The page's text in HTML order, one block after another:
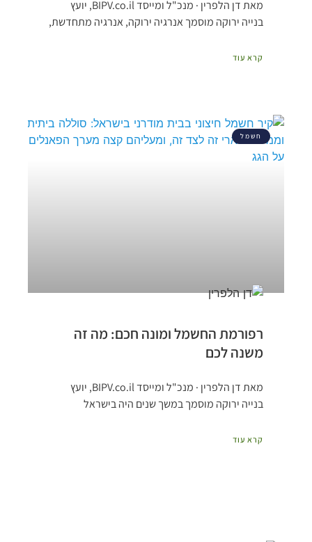
מאת דן הלפרין · מנכ"ל ומייסד BIPV.co.il, יועץ
בנייה ירוקה מוסמך אנרגיה ירוקה, אנרגיה מתחדשת,
קרא עוד
חשמל
רפורמת החשמל ומונה חכם: מה זה
משנה לכם
מאת דן הלפרין · מנכ"ל ומייסד BIPV.co.il, יועץ
בנייה ירוקה מוסמך במשך שנים היה בישראל
קרא עוד